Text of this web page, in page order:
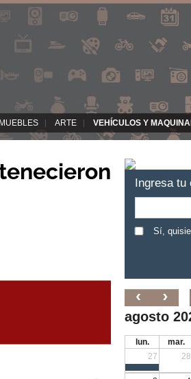
ARTE VEHÍCULOS Y
Ingresa tu
Sí,
agosto
lun. mar.
27
28